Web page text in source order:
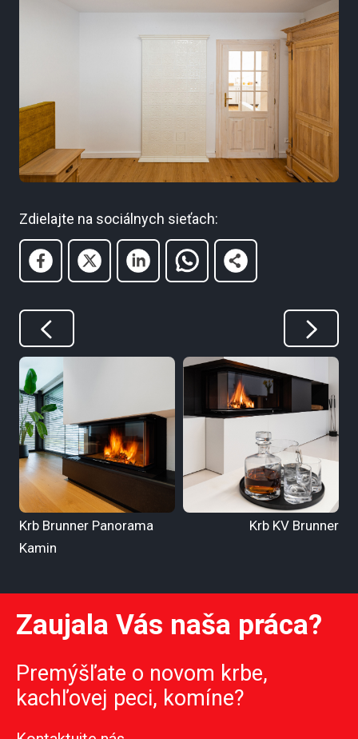
Zdielajte na sociálnych sieťach:
Krb Brunner Panorama
Kamin
Krb KV Brunner
Zaujala Vás naša práca?
Premýšľate o novom krbe,
kachľovej peci, komíne?